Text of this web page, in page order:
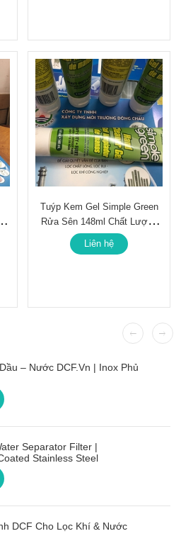
Tuýp Kem Gel Simple Green
Rửa Sên 148ml Chất Lượng
Cao
Liên hệ
– Nước DCF.vn | Inox Phủ
Separator Filter |
Stainless Steel
DCF Cho Lọc Khí & Nước